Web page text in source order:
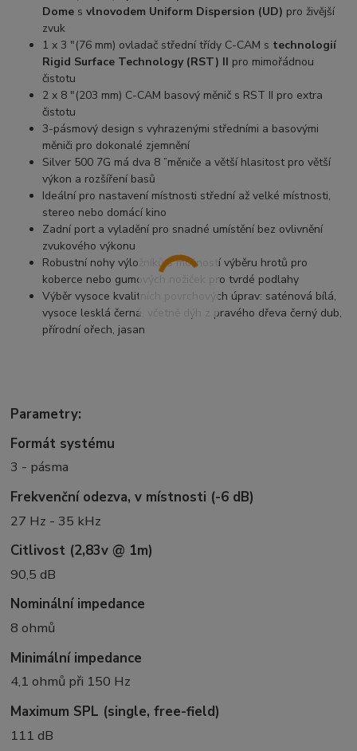
Dome svlnovodem Uniform Dispersion (UD) pro živější
zvuk
1 x 3 "(76 mm) ovladač střední třídy C-CAM s technologií
Rigid Surface Technology (RST) II pro mimořádnou
čistotu
2 x 8 "(203 mm) C-CAM basový měnič s RST II pro extra
čistotu
3-pásmový design s vyhrazenými středními a basovými
měniči pro dokonalé zjemnění
Silver 500 7G má dva 8 ”měniče a větší hlasitost pro větší
výkon a rozšíření basů
Ideální pro nastavení místnosti střední až velké místnosti,
stereo nebo domácí kino
Zadní port a vyladění pro snadné umístění bez ovlivnění
zvukového výkonu
Robustní nohy výložníků s možností výběru hrotů pro
koberce nebo gumových nožiček pro tvrdé podlahy
Výběr vysoce kvalitních povrchových úprav: saténová bílá,
vysoce lesklá černá, včetně dýh z pravého dřeva černý dub,
přírodní ořech, jasan
Parametry:
Formát systému
3 - pásma
Frekvenční odezva, v místnosti (-6 dB)
27 Hz - 35 kHz
Citlivost (2,83v @ 1m)
90,5 dB
Nominální impedance
8 ohmů
Minimální impedance
4,1 ohmů při 150 Hz
Maximum SPL (single, free-field)
111 dB